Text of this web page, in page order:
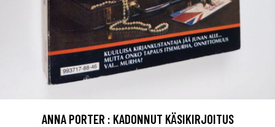
ANNA PORTER : KADONNUT KÄSIKIRJOITUS